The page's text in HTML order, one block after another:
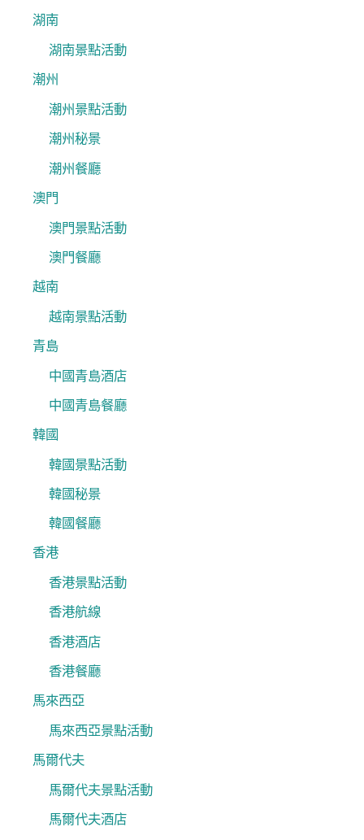
湖南
湖南景點活動
潮州
潮州景點活動
潮州秘景
潮州餐廳
澳門
澳門景點活動
澳門餐廳
越南
越南景點活動
青島
中國青島酒店
中國青島餐廳
韓國
韓國景點活動
韓國秘景
韓國餐廳
香港
香港景點活動
香港航線
香港酒店
香港餐廳
馬來西亞
馬來西亞景點活動
馬爾代夫
馬爾代夫景點活動
馬爾代夫酒店